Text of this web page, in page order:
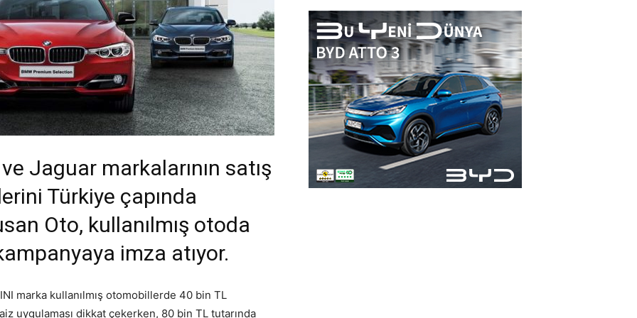
Jaguar markalarının satış
Türkiye çapında
Oto, kullanılmış otoda
imza atıyor.
marka kullanılmış otomobillerde 40 bin TL
uygulaması dikkat çekerken, 80 bin TL tutarında